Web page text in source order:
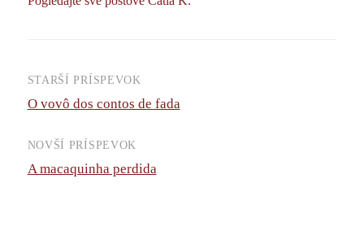
Navigácia
príspevkov
STARŠÍ PRÍSPEVOK
O vovô dos contos de fada
NOVŠÍ PRÍSPEVOK
A macaquinha perdida